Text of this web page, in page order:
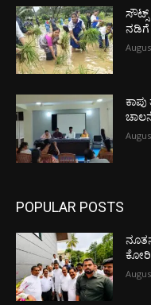
ಸೌಟ್ಸ್
ನಡಿಗೆ
POPULAR POSTS